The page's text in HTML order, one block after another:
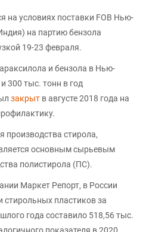
на условиях поставки FOB Нью-
на партию бензола
19-23 февраля.
и бензола в Нью-
300 тыс. тонн в год
закрыт в августе 2018 года на
производства стирола,
основным сырьевым
полистирола (ПС).
Маркет Репорт, в России
стирольных пластиков за
года составило 518,56 тыс.